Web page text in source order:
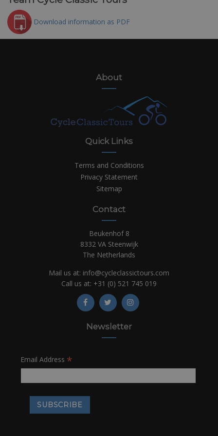
Download information as PDF
About
Quick Links
Terms and Conditions
Privacy Statement
Sitemap
Contact
Beukenhof 8
8332 VA Steenwijk
The Netherlands
Mail us at: info@cycleclassictours.com
Call us at: +31 (0) 521 745 019
Newsletter
Email Address *